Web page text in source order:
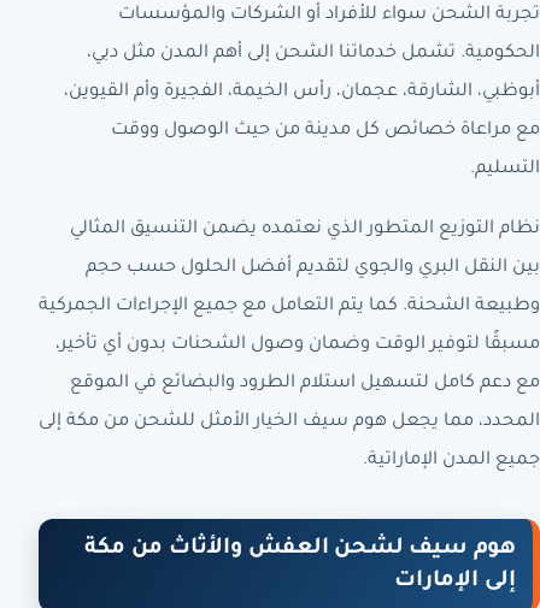
تجربة الشحن سواء للأفراد أو الشركات والمؤسسات
الحكومية. تشمل خدماتنا الشحن إلى أهم المدن مثل دبي،
أبوظبي، الشارقة، عجمان، رأس الخيمة، الفجيرة وأم القيوين،
مع مراعاة خصائص كل مدينة من حيث الوصول ووقت
التسليم.
نظام التوزيع المتطور الذي نعتمده يضمن التنسيق المثالي
بين النقل البري والجوي لتقديم أفضل الحلول حسب حجم
وطبيعة الشحنة. كما يتم التعامل مع جميع الإجراءات الجمركية
مسبقًا لتوفير الوقت وضمان وصول الشحنات بدون أي تأخير،
مع دعم كامل لتسهيل استلام الطرود والبضائع في الموقع
المحدد، مما يجعل هوم سيف الخيار الأمثل للشحن من مكة إلى
جميع المدن الإماراتية.
هوم سيف لشحن العفش والأثاث من مكة
إلى الإمارات